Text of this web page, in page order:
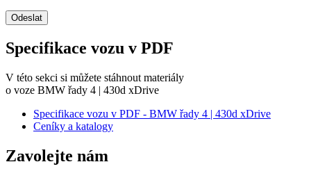
Odeslat
Specifikace vozu v PDF
V této sekci si můžete stáhnout materiály
o voze BMW řady 4 | 430d xDrive
Specifikace vozu v PDF - BMW řady 4 | 430d xDrive
Ceníky a katalogy
Zavolejte nám